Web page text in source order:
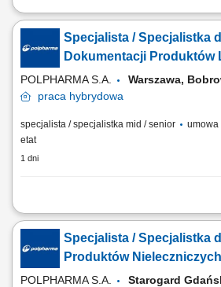
Twoje zadania: prowadzenie procesów
diety, wyrobów medycznych oraz kosmetyków,
weryfikacja i aktualizacja dokumentacji
nadzór nad dokumentacją techniczną
monitorowanie zmian regulacyjnych i ich...
Specjalista / Specjalistka
Dokumentacji Produktów
POLPHARMA S.A.
Warszawa,
praca hybrydowa
specjalista / specjalistka mid / senior umowa
etat
1 dni
Zakres obowiązków: przygotowywanie i
rejestracyjnej produktów leczniczych,
rejestracyjnych zgodnie z przyjętą strategią i
współpraca z partnerami zagranicznymi oraz
firmy, kontrola poprawności formalnej...
Specjalista / Specjalistka
Produktów Nieleczniczych
POLPHARMA S.A. Starogard